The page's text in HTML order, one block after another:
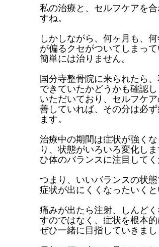
私の治療と、セルフケアを
すね。
しかしながら、何ヶ月も、
が偏るクセがついてしまっ
簡単には治りません。
国分寺整骨院に来られたら
できていたかどうかも確認
いただいており、セルフケ
善していれば、その分は必
ます。
治療中の期間は症状が強く
り、状態がいろいろ変化し
ひ体のバランスに注目してく
つまり、いいバランスの状
症状が出にくくなったいくと
痛みが出たら注射、しんど
すのではなく、症状を根本
ぜひ一緒に目指していきまし